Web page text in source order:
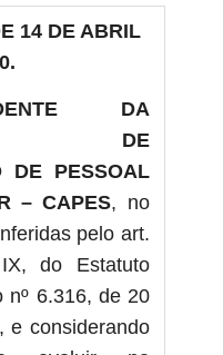
14 DE ABRIL
DA
DE
DE PESSOAL
– CAPES, no
pelo art.
do Estatuto
nº 6.316, de 20
e considerando